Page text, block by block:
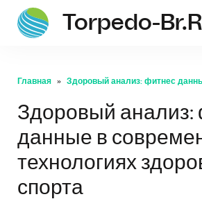
Torpedo-
Главная Здоровый анализ: фитнес
Здоровый анализ:
данные в
технологиях
спорта